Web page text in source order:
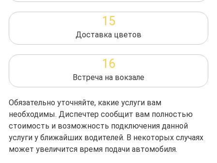
15
Доставка цветов
16
Встреча на вокзале
Обязательно уточняйте, какие услуги вам
необходимы. Диспечтер сообщит вам полностью
стоимость и возможность подключения данной
услуги у ближайших водителей. В некоторых случаях
может увеличится время подачи автомобиля.